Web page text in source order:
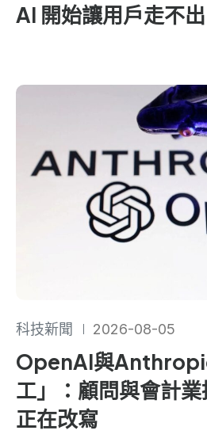
AI 開始讓用戶走不出
科技新聞 2026-08-05
OpenAI與
工」：顧問與會計
正在改寫